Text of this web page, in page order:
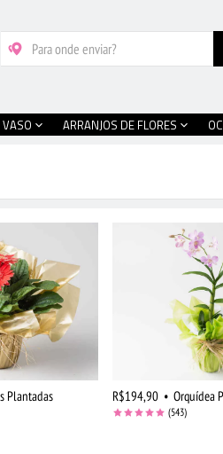
ARRANJOS DE FLORES
Plantadas R$194,90 • Orquídea
(543)